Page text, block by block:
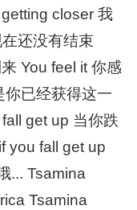
closer 我
还没有结束
You feel it 你感
已经获得这一
get up 当你跌
you fall get up
... Tsamina
Tsamina